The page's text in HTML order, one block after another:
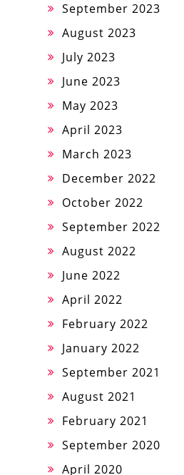
September 2023
August 2023
July 2023
June 2023
May 2023
April 2023
March 2023
December 2022
October 2022
September 2022
August 2022
June 2022
April 2022
February 2022
January 2022
September 2021
August 2021
February 2021
September 2020
April 2020